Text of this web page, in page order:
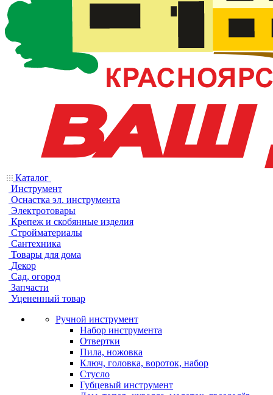
Каталог
Инструмент
Оснастка эл. инструмента
Электротовары
Крепеж и скобянные изделия
Стройматериалы
Сантехника
Товары для дома
Декор
Сад, огород
Запчасти
Уцененный товар
Ручной инструмент
Набор инструмента
Отвертки
Пила, ножовка
Ключ, головка, вороток, набор
Стусло
Губцевый инструмент